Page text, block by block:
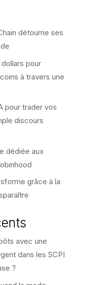
détourne ses
pour
à travers une
pour trader vos
discours
dédiée aux
grâce à la
avec une
dans les SCPI
?